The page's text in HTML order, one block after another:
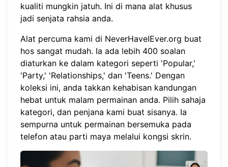
kualiti mungkin jatuh. Ini di mana alat khusus
jadi senjata rahsia anda.
Alat percuma kami di NeverHaveIEver.org buat
hos sangat mudah. Ia ada lebih 400 soalan
diaturkan ke dalam kategori seperti 'Popular,'
'Party,' 'Relationships,' dan 'Teens.' Dengan
koleksi ini, anda takkan kehabisan kandungan
hebat untuk malam permainan anda. Pilih sahaja
kategori, dan penjana kami buat sisanya. Ia
sempurna untuk permainan bersemuka pada
telefon atau parti maya melalui kongsi skrin.